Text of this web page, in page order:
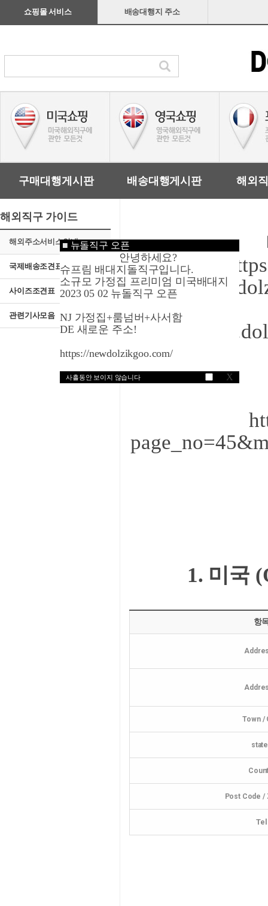
■ 뉴돌직구 오픈
안녕하세요?
슈프림 배대지돌직구입니다.
소규모 가정집 프리미엄 미국배대지
2023 05 02 뉴돌직구 오픈
NJ 가정집+룸넘버+사서함
DE 새로운 주소!
https://newdolzikgoo.com/
사흘동안 보이지 않습니다 X
쇼핑몰 서비스 배송대행지 주소
구매대행게시판 배송대행게시판 해외
해외직구 가이드
해외주소서비스안내
국제배송조견표
사이즈조견표
관련기사모음
http://
https://
1. 미국
항
Town /
Post Code /
Tel